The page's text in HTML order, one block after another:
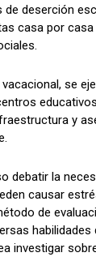
de deserción
casa por
se
y
debatir la
causar
de
habilidades
investigar